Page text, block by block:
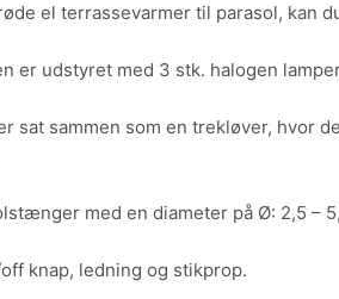
el terrassevarmer til parasol, kan
er udstyret med 3 stk. halogen
sat sammen som en trekløver, hvor
med en diameter på Ø: 2,5 –
knap, ledning og stikprop.